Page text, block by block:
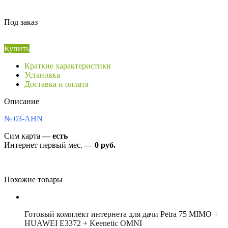
Под заказ
Купить
Краткие характеристики
Установка
Доставка и оплата
Описание
№ 03-AHN
Сим карта— есть
Интернет первый мес.— 0 руб.
Похожие товары
Готовый комплект интернета для дачи Petra 75 MIMO +
HUAWEI E3372 + Keenetic OMNI